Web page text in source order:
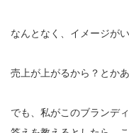
なんとなく、イメージが
売上が上がるから？とか
でも、私がこのブランデ